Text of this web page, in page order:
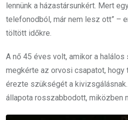
lennünk a házastársunkért. Mert
telefonodból, már nem lesz ott” –
töltött időkre.
A nő 45 éves volt, amikor a
megkérte az orvosi csapatot, hogy
érezte szükségét a
állapota rosszabbodott, miközben